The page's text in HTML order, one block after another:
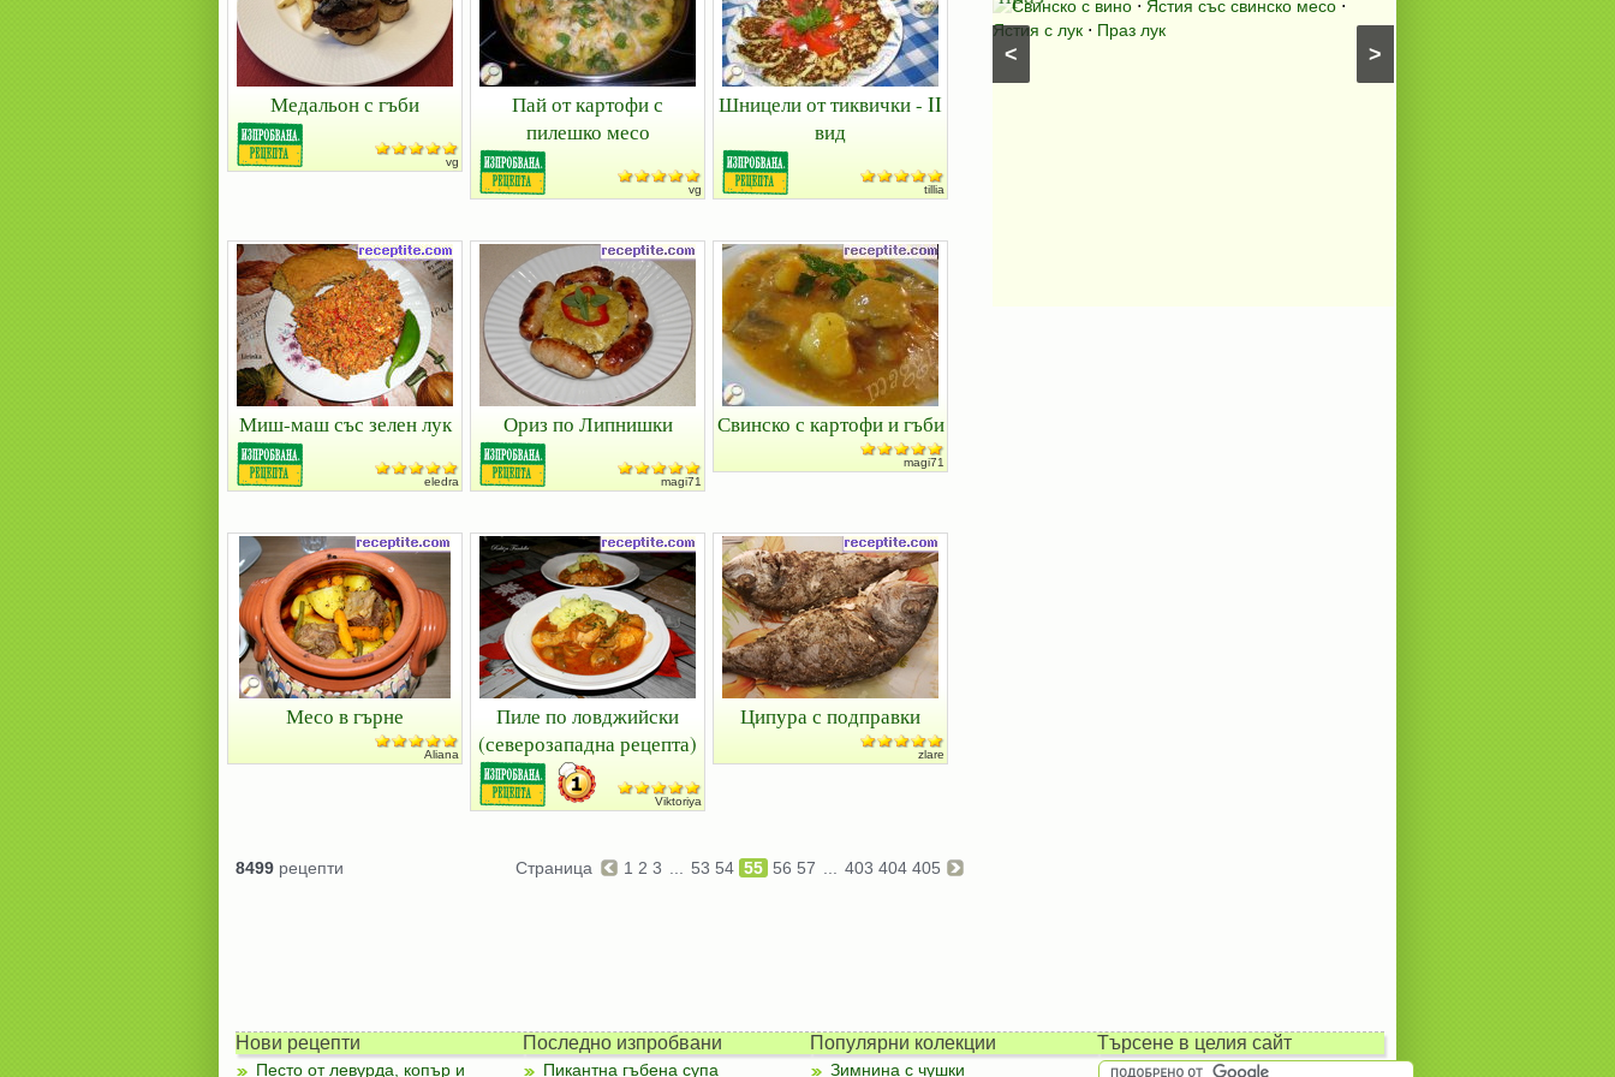
Медальон с гъби
vg
Пай от картофи с
пилешко месо
vg
Шницели от тиквички - II
вид
tillia
Миш-маш със зелен лук
eledra
Ориз по Липнишки
magi71
Свинско с картофи и гъби
magi71
Месо в гърне
Aliana
Пиле по ловджийски
(северозападна рецепта)
Viktoriya
Ципура с подправки
zlare
8499 рецепти Страница 1 2 3 53 54 55 56 57 403 404 405
>
<
Салати с моркови⋅Моцарела⋅Салати с
царевица⋅Салати без месо⋅Салати с чушки
Салати с авокадо⋅Салати с марули (зелени
салати)
Свинско с вино ⋅ Ястия със свинско месо ⋅
Ястия с лук ⋅ Праз лук
Нови рецепти
Песто от левурда, копър и
Последно изпробвани
Пикантна гъбена супа
Популярни колекции
Зимнина с чушки
Търсене в целия сайт